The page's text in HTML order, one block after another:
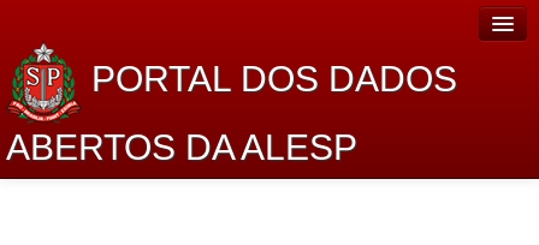
PORTAL DOS DADOS
ABERTOS DA ALESP